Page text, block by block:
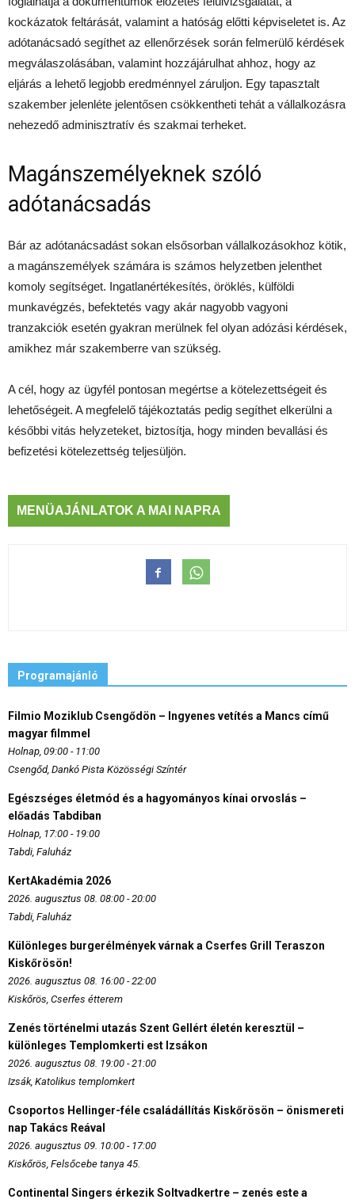
kockázatok feltárását, valamint a hatóság előtti képviseletet is. Az
adótanácsadó segíthet az ellenőrzések során felmerülő kérdések
megválaszolásában, valamint hozzájárulhat ahhoz, hogy az
eljárás a lehető legjobb eredménnyel záruljon. Egy tapasztalt
szakember jelenléte jelentősen csökkentheti tehát a vállalkozásra
nehezedő adminisztratív és szakmai terheket.
Magánszemélyeknek szóló
adótanácsadás
Bár az adótanácsadást sokan elsősorban vállalkozásokhoz kötik,
a magánszemélyek számára is számos helyzetben jelenthet
komoly segítséget. Ingatlanértékesítés, öröklés, külföldi
munkavégzés, befektetés vagy akár nagyobb vagyoni
tranzakciók esetén gyakran merülnek fel olyan adózási kérdések,
amikhez már szakemberre van szükség.
A cél, hogy az ügyfél pontosan megértse a kötelezettségeit és
lehetőségeit. A megfelelő tájékoztatás pedig segíthet elkerülni a
későbbi vitás helyzeteket, biztosítja, hogy minden bevallási és
befizetési kötelezettség teljesüljön.
MENÜAJÁNLATOK A MAI NAPRA
Programajánló
Filmio Moziklub Csengődön – Ingyenes vetítés a Mancs című
magyar filmmel
Holnap, 09:00 - 11:00
Csengőd, Dankó Pista Közösségi Színtér
Egészséges életmód és a hagyományos kínai orvoslás –
előadás Tabdiban
Holnap, 17:00 - 19:00
Tabdi, Faluház
KertAkadémia 2026
2026. augusztus 08. 08:00 - 20:00
Tabdi, Faluház
Különleges burgerélmények várnak a Cserfes Grill Teraszon
Kiskőrösön!
2026. augusztus 08. 16:00 - 22:00
Kiskőrös, Cserfes étterem
Zenés történelmi utazás Szent Gellért életén keresztül –
különleges Templomkerti est Izsákon
2026. augusztus 08. 19:00 - 21:00
Izsák, Katolikus templomkert
Csoportos Hellinger-féle családállítás Kiskőrösön – önismereti
nap Takács Reával
2026. augusztus 09. 10:00 - 17:00
Kiskőrös, Felsőcebe tanya 45.
Continental Singers érkezik Soltvadkertre – zenés este a